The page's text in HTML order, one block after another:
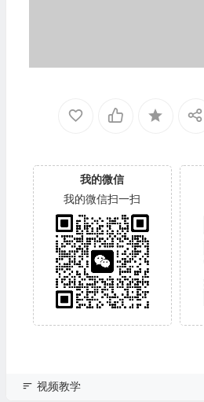
我的微信
我的微信扫一扫
视频教学